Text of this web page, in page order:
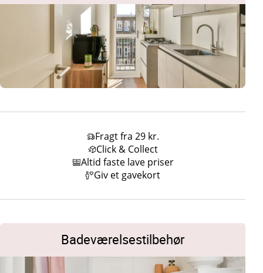
Fragt fra 29 kr.
Click & Collect
Altid faste lave priser
Giv et gavekort
Badeværelsestilbehør